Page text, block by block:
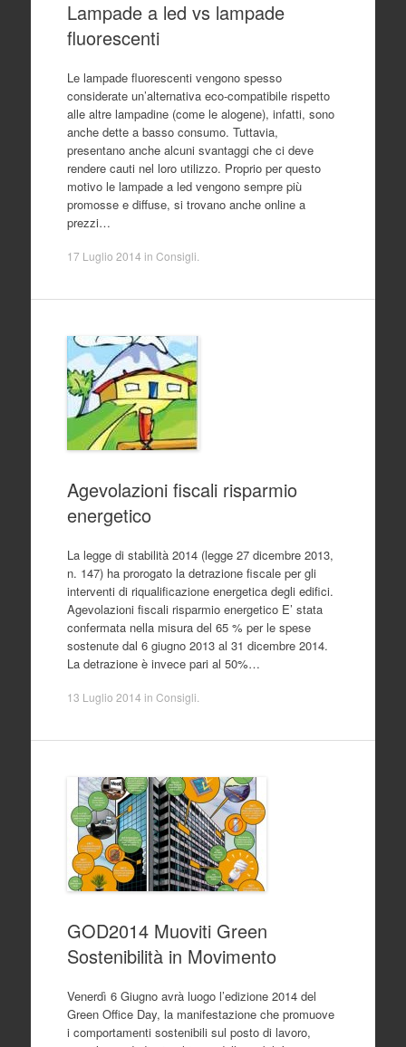
contenutoLampade a led vs lampade
fluorescenti
Le lampade fluorescenti vengono spesso
considerate un’alternativa eco-compatibile rispetto
alle altre lampadine (come le alogene), infatti, sono
anche dette a basso consumo. Tuttavia,
presentano anche alcuni svantaggi che ci deve
rendere cauti nel loro utilizzo. Proprio per questo
motivo le lampade a led vengono sempre più
promosse e diffuse, si trovano anche online a
prezzi…
17 Luglio 2014 in Consigli
Agevolazioni fiscali risparmio
energetico
La legge di stabilità 2014 (legge 27 dicembre 2013,
n. 147) ha prorogato la detrazione fiscale per gli
interventi di riqualificazione energetica degli edifici.
Agevolazioni fiscali risparmio energetico E’ stata
confermata nella misura del 65 % per le spese
sostenute dal 6 giugno 2013 al 31 dicembre 2014.
La detrazione è invece pari al 50%…
13 Luglio 2014 in Consigli
GOD2014 Muoviti Green
Sostenibilità in Movimento
Venerdì 6 Giugno avrà luogo l’edizione 2014 del
Green Office Day, la manifestazione che promuove
i comportamenti sostenibili sul posto di lavoro,